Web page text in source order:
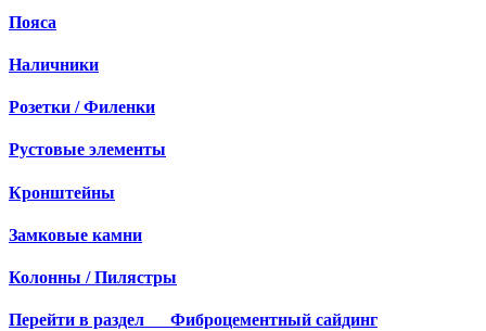
Пояса
Наличники
Розетки / Филенки
Рустовые элементы
Кронштейны
Замковые камни
Колонны / Пилястры
Перейти в раздел Фиброцементный сайдинг